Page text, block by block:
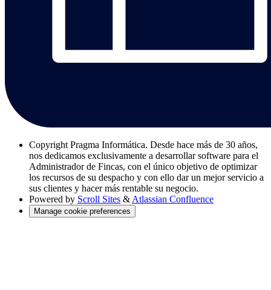
Copyright Pragma Informática. Desde hace más de 30 años,
nos dedicamos exclusivamente a desarrollar software para el
Administrador de Fincas, con el único objetivo de optimizar
los recursos de su despacho y con ello dar un mejor servicio a
sus clientes y hacer más rentable su negocio.
Powered by Scroll Sites & Atlassian Confluence
Manage cookie preferences